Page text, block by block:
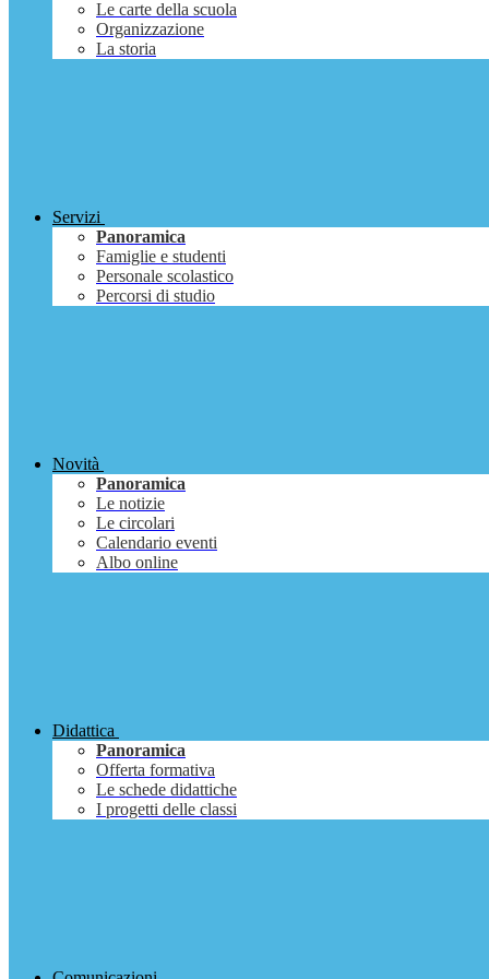
Le carte della scuola
Organizzazione
La storia
Servizi
Panoramica
Famiglie e studenti
Personale scolastico
Percorsi di studio
Novità
Panoramica
Le notizie
Le circolari
Calendario eventi
Albo online
Didattica
Panoramica
Offerta formativa
Le schede didattiche
I progetti delle classi